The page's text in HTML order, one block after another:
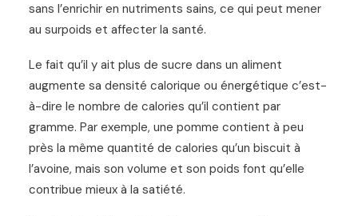
sans l’enrichir en nutriments sains, ce qui peut mener
au surpoids et affecter la santé.
Le fait qu’il y ait plus de sucre dans un aliment
augmente sa densité calorique ou énergétique c’est-
à-dire le nombre de calories qu’il contient par
gramme. Par exemple, une pomme contient à peu
près la même quantité de calories qu’un biscuit à
l’avoine, mais son volume et son poids font qu’elle
contribue mieux à la satiété.